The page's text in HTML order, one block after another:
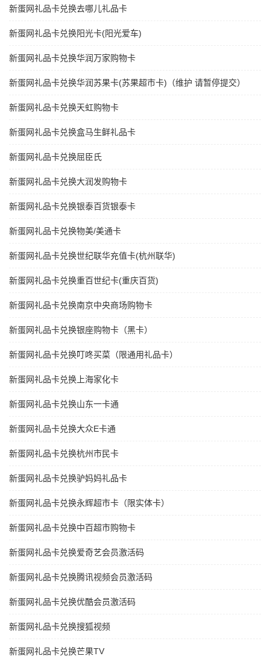
新蛋网礼品卡兑换去哪儿礼品卡
新蛋网礼品卡兑换阳光卡(阳光爱车)
新蛋网礼品卡兑换华润万家购物卡
新蛋网礼品卡兑换华润苏果卡(苏果超市卡)（维护 请暂停提交）
新蛋网礼品卡兑换天虹购物卡
新蛋网礼品卡兑换盒马生鲜礼品卡
新蛋网礼品卡兑换屈臣氏
新蛋网礼品卡兑换大润发购物卡
新蛋网礼品卡兑换银泰百货银泰卡
新蛋网礼品卡兑换物美/美通卡
新蛋网礼品卡兑换世纪联华充值卡(杭州联华)
新蛋网礼品卡兑换重百世纪卡(重庆百货)
新蛋网礼品卡兑换南京中央商场购物卡
新蛋网礼品卡兑换银座购物卡（黑卡）
新蛋网礼品卡兑换叮咚买菜（限通用礼品卡）
新蛋网礼品卡兑换上海家化卡
新蛋网礼品卡兑换山东一卡通
新蛋网礼品卡兑换大众E卡通
新蛋网礼品卡兑换杭州市民卡
新蛋网礼品卡兑换驴妈妈礼品卡
新蛋网礼品卡兑换永辉超市卡（限实体卡）
新蛋网礼品卡兑换中百超市购物卡
新蛋网礼品卡兑换爱奇艺会员激活码
新蛋网礼品卡兑换腾讯视频会员激活码
新蛋网礼品卡兑换优酷会员激活码
新蛋网礼品卡兑换搜狐视频
新蛋网礼品卡兑换芒果TV